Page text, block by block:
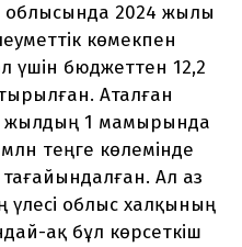
облысында 2024 жылы
көмекпен
үшін бюджеттен 12,2
Аталған
жылдың 1 мамырында
теңге көлемінде
Ал аз
үлесі облыс халқының
ақ бұл көрсеткіш